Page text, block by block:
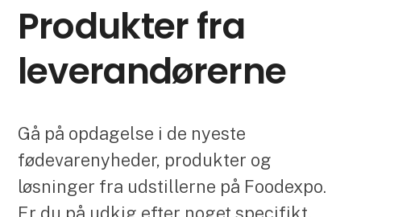
Produkter fra
leverandørerne
Gå på opdagelse i de nyeste
fødevarenyheder, produkter og
løsninger fra udstillerne på Foodexpo.